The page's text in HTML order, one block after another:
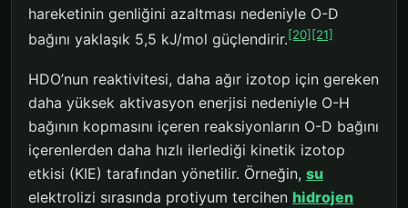
hareketinin genliğini azaltması nedeniyle O-D
bağını yaklaşık 5,5 kJ/mol güçlendirir.[20] [21]
HDO’nun reaktivitesi, daha ağır izotop için gereken
daha yüksek aktivasyon enerjisi nedeniyle O-H
bağının kopmasını içeren reaksiyonların O-D bağını
içerenlerden daha hızlı ilerlediği kinetik izotop
etkisi (KIE) tarafından yönetilir. Örneğin, su
elektrolizi sırasında protiyum tercihen hidrojen